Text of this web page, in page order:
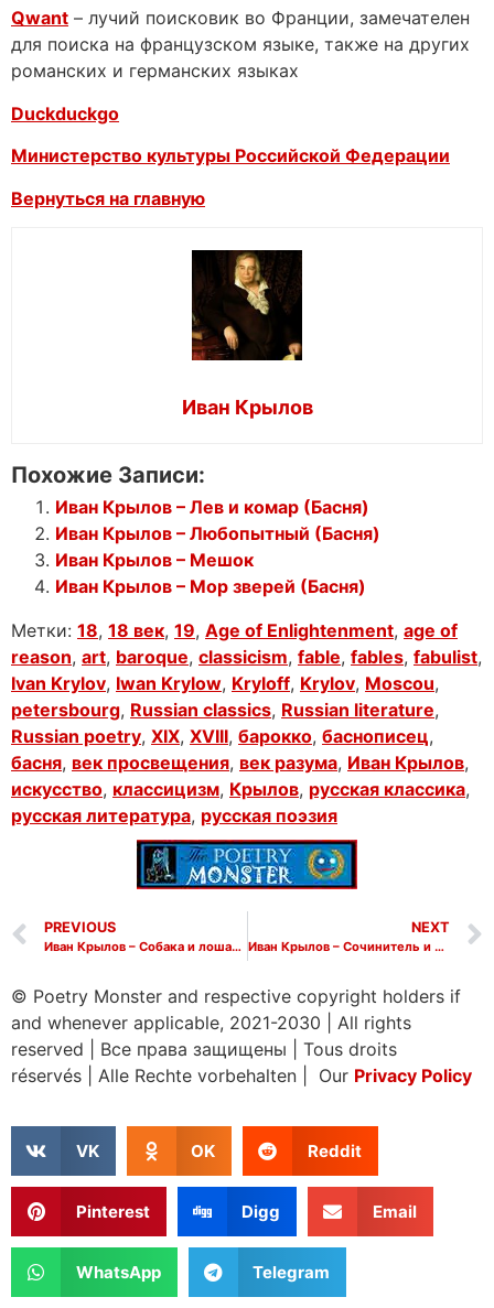
Qwant – лучий поисковик во Франции, замечателен
для поиска на французском языке, также на других
романских и германских языках
Duckduckgo
Министерство культуры Российской Федерации
Вернуться на главную
Иван Крылов
Похожие Записи:
Иван Крылов – Лев и комар (Басня)
Иван Крылов – Любопытный (Басня)
Иван Крылов – Мешок
Иван Крылов – Мор зверей (Басня)
Метки: 18, 18 век, 19, Age of Enlightenment, age of
reason, art, baroque, classicism, fable, fables, fabulist,
Ivan Krylov, Iwan Krylow, Kryloff, Krylov, Moscou,
petersbourg, Russian classics, Russian literature,
Russian poetry, XIX, XVIII, барокко, баснописец,
басня, век просвещения, век разума, Иван Крылов,
искусство, классицизм, Крылов, русская классика,
русская литература, русская поэзия
PREVIOUS
Иван Крылов – Собака и лошадь (Басня)
NEXT
Иван Крылов – Сочинитель и разбойник (Басня)
© Poetry Monster and respective copyright holders if
and whenever applicable, 2021-2030
All rights
reserved
Все права защищены
Tous droits
réservés
Alle Rechte vorbehalten | Our Privacy Policy
VK OK Reddit
Pinterest Digg Email
WhatsApp Telegram